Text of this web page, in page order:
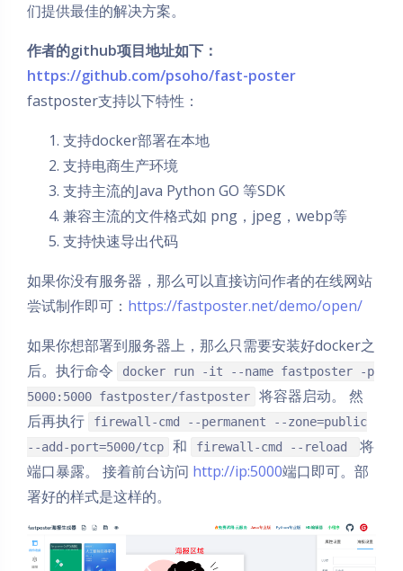
们提供最佳的解决方案。
作者的github项目地址如下：
https://github.com/psoho/fast-poster
fastposter支持以下特性：
支持docker部署在本地
支持电商生产环境
支持主流的Java Python GO 等SDK
兼容主流的文件格式如 png，jpeg，webp等
支持快速导出代码
如果你没有服务器，那么可以直接访问作者的在线网站
尝试制作即可： https://fastposter.net/demo/open/
如果你想部署到服务器上，那么只需要安装好docker之
后。执行命令
docker run -it --name fastposter -p
5000:5000 fastposter/fastposter
将容器启动。 然
后再执行
firewall-cmd --permanent --zone=public
--add-port=5000/tcp
和 firewall-cmd --reload
将
端口暴露。 接着前台访问 http://ip:5000端口即可。部
署好的样式是这样的。